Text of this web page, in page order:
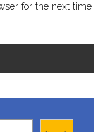
for the next time